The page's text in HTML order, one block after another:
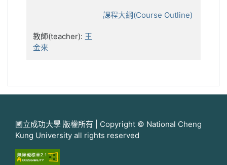
課程大綱(Course Outline)
教師(teacher): 王
金來
國立成功大學 版權所有 | Copyright © National Cheng
Kung University all rights reserved